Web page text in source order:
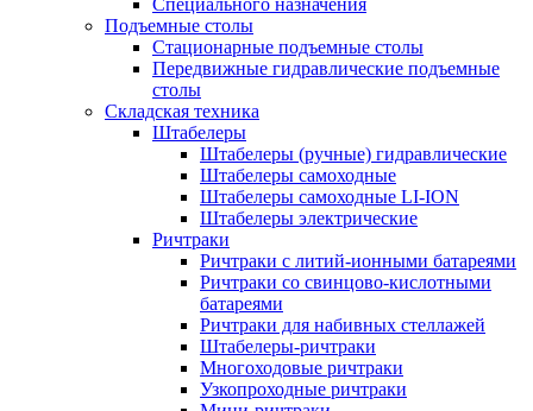
Специального назначения
Подъемные столы
Стационарные подъемные столы
Передвижные гидравлические подъемные
столы
Складская техника
Штабелеры
Штабелеры (ручные) гидравлические
Штабелеры самоходные
Штабелеры самоходные LI-ION
Штабелеры электрические
Ричтраки
Ричтраки с литий-ионными батареями
Ричтраки со свинцово-кислотными
батареями
Ричтраки для набивных стеллажей
Штабелеры-ричтраки
Многоходовые ричтраки
Узкопроходные ричтраки